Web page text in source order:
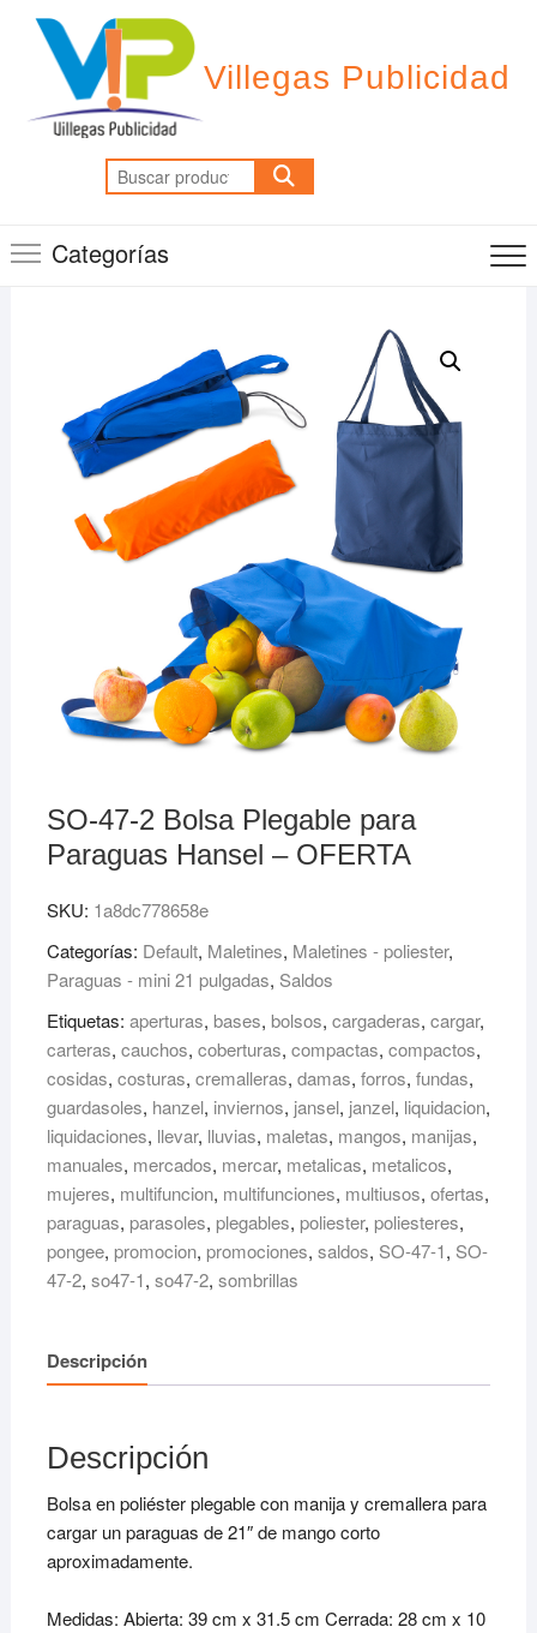
Saltar
contenido
Villegas Publicidad
Buscar
por:
Categorías
SO-47-2 Bolsa Plegable para
Paraguas Hansel – OFERTA
SKU: 1a8dc778658e
Categorías: Default, Maletines, Maletines - poliester,
Paraguas - mini 21 pulgadas, Saldos
Etiquetas: aperturas, bases, bolsos, cargaderas, cargar,
carteras, cauchos, coberturas, compactas, compactos,
cosidas, costuras, cremalleras, damas, forros, fundas,
guardasoles, hanzel, inviernos, jansel, janzel, liquidacion,
liquidaciones, llevar, lluvias, maletas, mangos, manijas,
manuales, mercados, mercar, metalicas, metalicos,
mujeres, multifuncion, multifunciones, multiusos, ofertas,
paraguas, parasoles, plegables, poliester, poliesteres,
pongee, promocion, promociones, saldos, SO-47-1, SO-
47-2, so47-1, so47-2, sombrillas
Descripción
Descripción
Bolsa en poliéster plegable con manija y cremallera para
cargar un paraguas de 21″ de mango corto
aproximadamente.
Medidas: Abierta: 39 cm x 31.5 cm Cerrada: 28 cm x 10